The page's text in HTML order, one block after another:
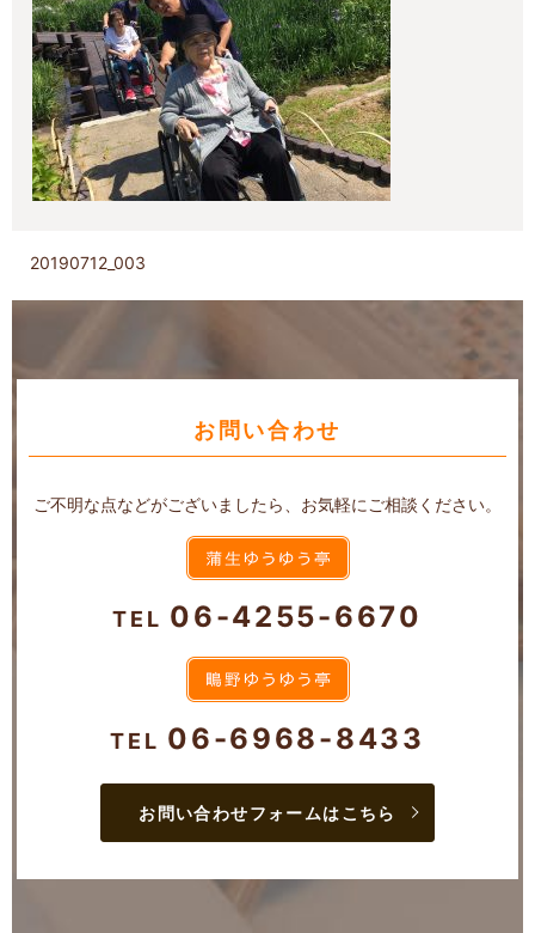
20190712_003
お問い合わせ
ご不明な点などがございましたら、お気軽にご相談ください。
TEL 06-4255-6670
TEL 06-6968-8433
お問い合わせフォームはこちら